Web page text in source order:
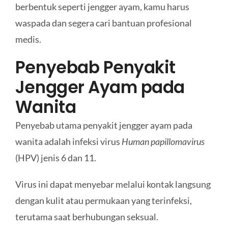
berbentuk seperti jengger ayam, kamu harus
waspada dan segera cari bantuan profesional
medis.
Penyebab Penyakit
Jengger Ayam pada
Wanita
Penyebab utama penyakit jengger ayam pada
wanita adalah infeksi virus Human papillomavirus
(HPV) jenis 6 dan 11.
Virus ini dapat menyebar melalui kontak langsung
dengan kulit atau permukaan yang terinfeksi,
terutama saat berhubungan seksual.